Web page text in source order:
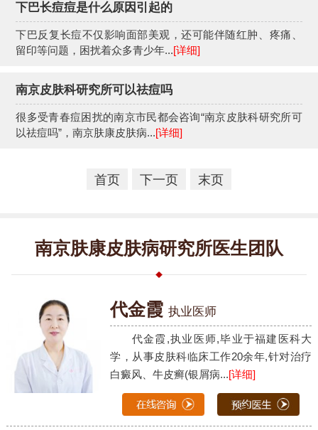
下巴长痘痘是什么原因引起的
下巴反复长痘不仅影响面部美观，还可能伴随红肿、疼痛、
留印等问题，困扰着众多青少年...[详细]
南京皮肤科研究所可以祛痘吗
很多受青春痘困扰的南京市民都会咨询“南京皮肤科研究所可
以祛痘吗”，南京肤康皮肤病...[详细]
首页 下一页 末页
南京肤康皮肤病研究所医生团队
代金霞 执业医师
代金霞,执业医师,毕业于福建医科大
学，从事皮肤科临床工作20余年,针对治疗
白癜风、牛皮癣(银屑病...[详细]